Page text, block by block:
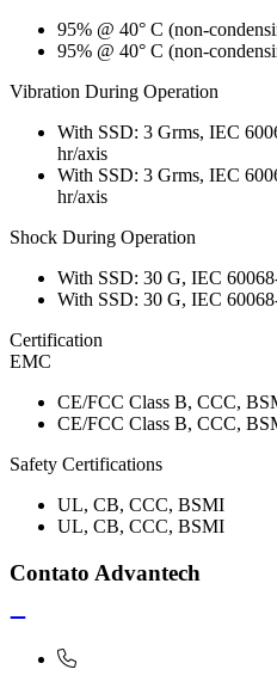
95% @ 40° C (non-
95% @ 40° C (non-
Vibration During Operation
With SSD: 3 Grms, IEC
hr/axis
With SSD: 3 Grms, IEC
hr/axis
Shock During Operation
With SSD: 30 G, IEC
With SSD: 30 G, IEC
Certification
EMC
CE/FCC Class B, CCC,
CE/FCC Class B, CCC,
Safety Certifications
UL, CB, CCC, BSMI
UL, CB, CCC, BSMI
Contato Advantech